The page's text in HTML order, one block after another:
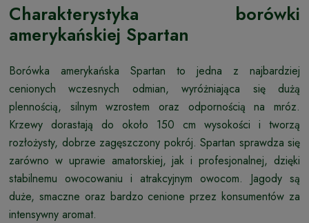
Charakterystyka borówki
amerykańskiej Spartan
Borówka amerykańska Spartan to jedna z najbardziej
cenionych wczesnych odmian, wyróżniająca się dużą
plennością, silnym wzrostem oraz odpornością na mróz.
Krzewy dorastają do około 150 cm wysokości i tworzą
rozłożysty, dobrze zagęszczony pokrój. Spartan sprawdza się
zarówno w uprawie amatorskiej, jak i profesjonalnej, dzięki
stabilnemu owocowaniu i atrakcyjnym owocom. Jagody są
duże, smaczne oraz bardzo cenione przez konsumentów za
intensywny aromat.